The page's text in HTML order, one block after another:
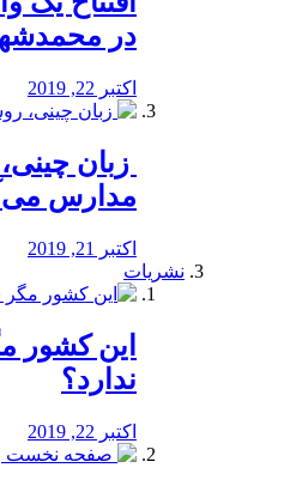
در
اکتبر 22, 2019
زبان
مدارس
اکتبر 21, 2019
نشریات
این کشور
ندارد؟
اکتبر 22, 2019